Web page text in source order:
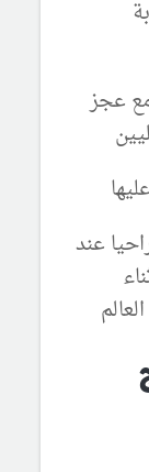
عجز
عند